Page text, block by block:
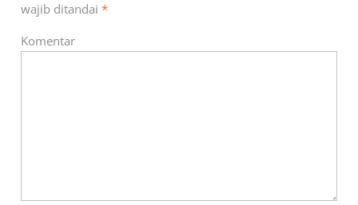
wajib ditandai*
Komentar